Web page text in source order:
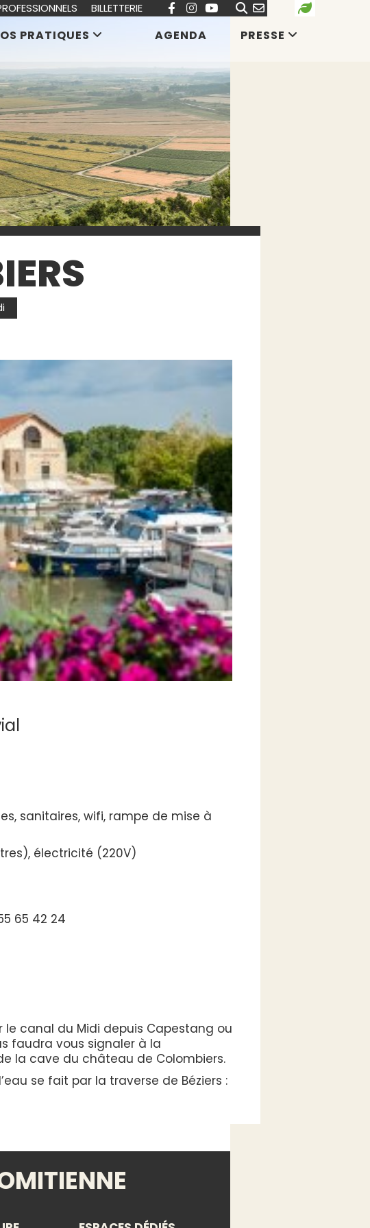
sanitaires, wifi, rampe de mise à
électricité (220V)
65 42 24
canal du Midi depuis Capestang ou
faudra vous signaler à la
la cave du château de Colombiers.
se fait par la traverse de Béziers :
PRATIQUES AGENDA PRESSE
BILLETTERIE